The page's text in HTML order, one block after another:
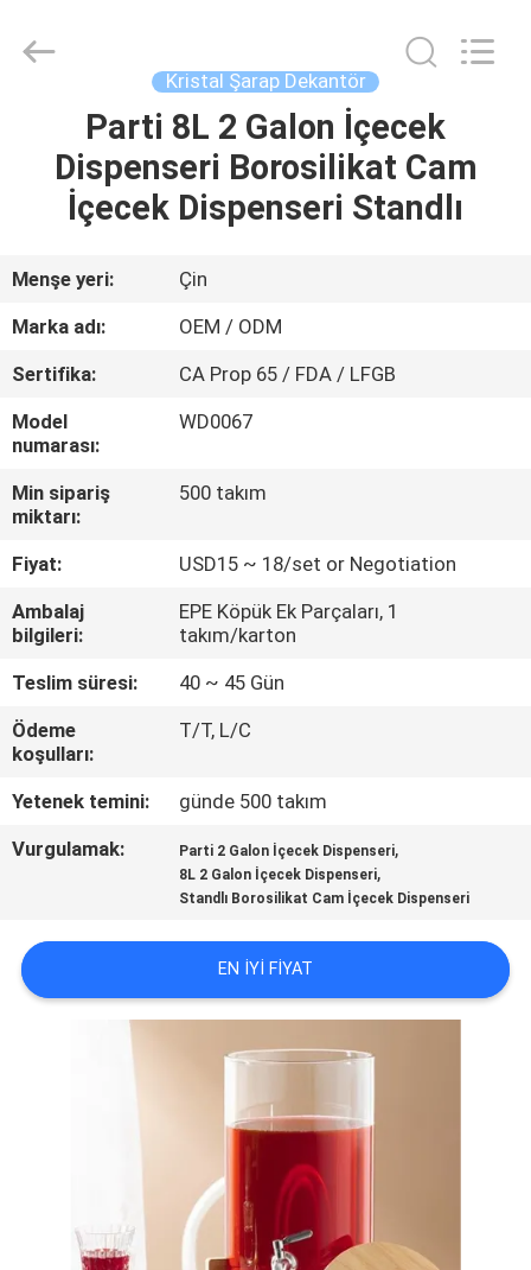
ÜRÜN:%
VİDEOLAR
HAKKIMIZDA
TURU
KALITE
KONTROL
BIZIMLE
ILETIŞIME
BLOG
SITE
HARITASI
PRIVACY
PRODUCTS
Kristal Şarap Dekantör
Parti 8L 2 Galon İçecek
Dispenseri Borosilikat Cam
İçecek Dispenseri Standlı
Menşe yeri:
Çin
Marka adı:
OEM / ODM
Sertifika:
CA Prop 65 / FDA / LFGB
Model
numarası:
WD0067
Min sipariş
miktarı:
500 takım
Fiyat:
USD15 ~ 18/set or Negotiation
Ambalaj
bilgileri:
EPE Köpük Ek Parçaları, 1
takım/karton
Teslim süresi:
40 ~ 45 Gün
Ödeme
koşulları:
T/T, L/C
Yetenek temini:
günde 500 takım
Vurgulamak:
Parti 2 Galon İçecek Dispenseri,
8L 2 Galon İçecek Dispenseri,
Standlı Borosilikat Cam İçecek Dispenseri
EN IYI FIYAT